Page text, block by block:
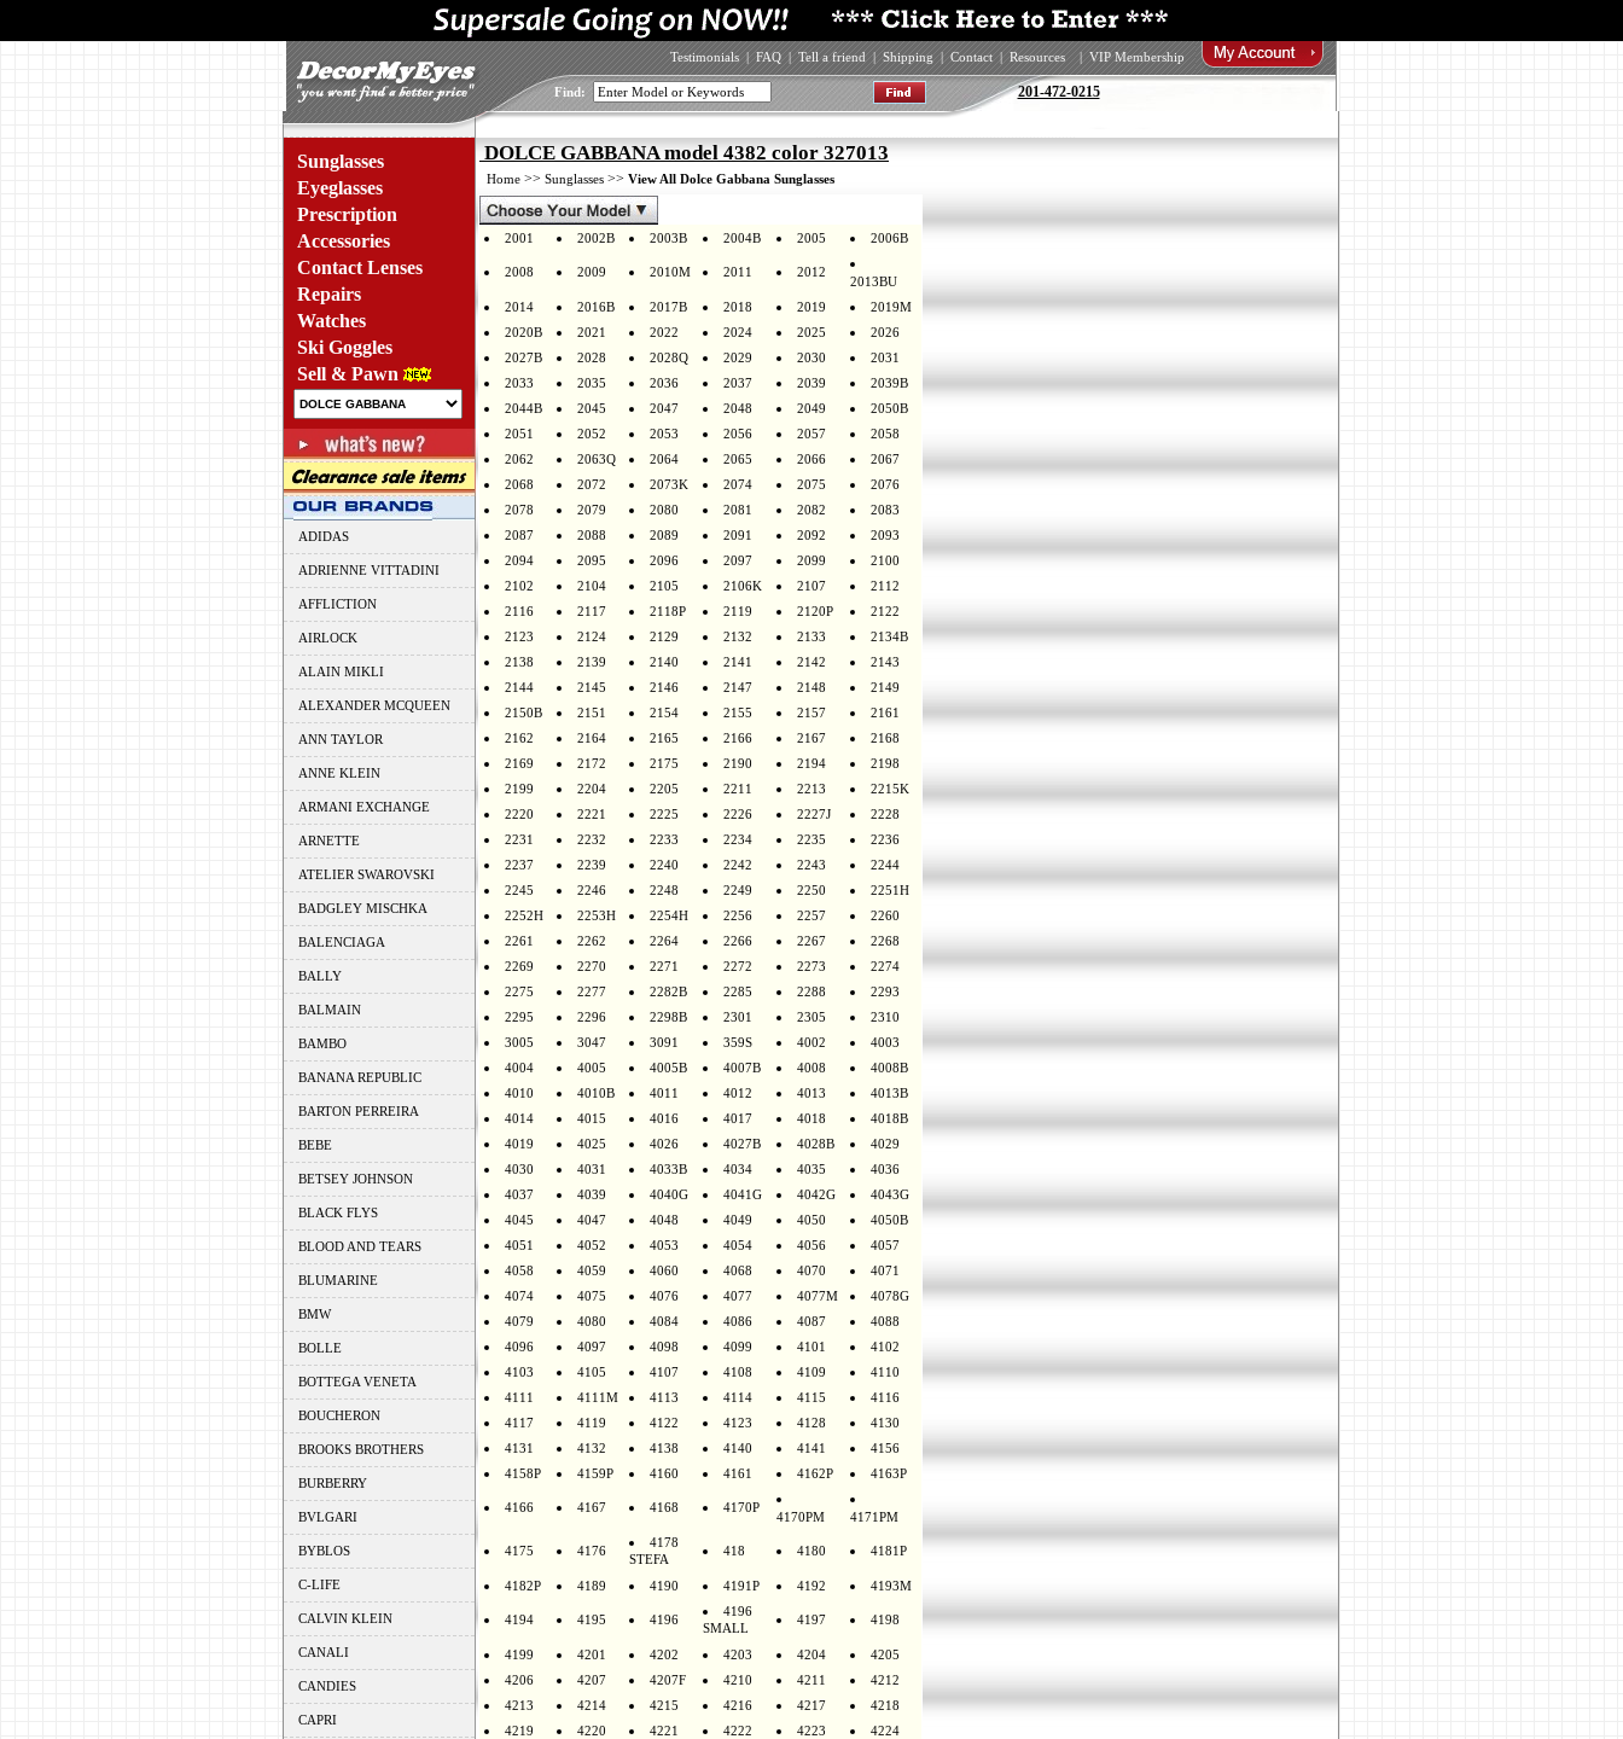
Testimonials | FAQ | Tell a friend | Shipping | Contact | Resources | VIP Membership
Find: 201-472-0215
Sunglasses
Eyeglasses
Prescription
Accessories
Contact Lenses
Repairs
Watches
Ski Goggles
Sell & Pawn
ADIDAS
ADRIENNE VITTADINI
AFFLICTION
AIRLOCK
ALAIN MIKLI
ALEXANDER MCQUEEN
ANN TAYLOR
ANNE KLEIN
ARMANI EXCHANGE
ARNETTE
ATELIER SWAROVSKI
BADGLEY MISCHKA
BALENCIAGA
BALLY
BALMAIN
BAMBO
BANANA REPUBLIC
BARTON PERREIRA
BEBE
BETSEY JOHNSON
BLACK FLYS
BLOOD AND TEARS
BLUMARINE
BMW
BOLLE
BOTTEGA VENETA
BOUCHERON
BROOKS BROTHERS
BURBERRY
BVLGARI
BYBLOS
C-LIFE
CALVIN KLEIN
CANALI
CANDIES
CAPRI
DOLCE GABBANA model 4382 color 327013
Home >> Sunglasses >> View All Dolce Gabbana Sunglasses
2001 2002B 2003B 2004B 2005 2006B
2008 2009 2010M 2011 2012
2013BU
2014
2016B 2017B 2018 2019
2019M
2020B
2021 2022 2024 2025
2026
2027B
2028 2028Q 2029 2030
2031
2033
2035 2036 2037 2039
2039B
2044B
2045 2047 2048 2049
2050B
2051
2052 2053 2056 2057
2058
2062
2063Q 2064 2065 2066
2067
2068
2072 2073K 2074 2075
2076
2078
2079 2080 2081 2082
2083
2087
2088 2089 2091 2092
2093
2094
2095 2096 2097 2099
2100
2102
2104 2105 2106K 2107
2112
2116
2117 2118P 2119 2120P
2122
2123
2124 2129 2132 2133
2134B
2138
2139 2140 2141 2142
2143
2144
2145 2146 2147 2148
2149
2150B
2151 2154 2155 2157
2161
2162
2164 2165 2166 2167
2168
2169
2172 2175 2190 2194
2198
2199
2204 2205 2211 2213
2215K
2220
2221 2225 2226 2227J
2228
2231
2232 2233 2234 2235
2236
2237
2239 2240 2242 2243
2244
2245
2246 2248 2249 2250
2251H
2252H
2253H 2254H 2256 2257
2260
2261
2262 2264 2266 2267
2268
2269
2270 2271 2272 2273
2274
2275
2277 2282B 2285 2288
2293
2295
2296 2298B 2301 2305
2310
3005
3047 3091 359S 4002
4003
4004
4005 4005B 4007B 4008
4008B
4010
4010B 4011 4012 4013
4013B
4014
4015 4016 4017 4018
4018B
4019
4025 4026 4027B 4028B
4029
4030
4031 4033B 4034 4035
4036
4037
4039 4040G 4041G 4042G
4043G
4045
4047 4048 4049 4050
4050B
4051
4052 4053 4054 4056
4057
4058
4059 4060 4068 4070
4071
4074
4075 4076 4077 4077M
4078G
4079
4080 4084 4086 4087
4088
4096
4097 4098 4099 4101
4102
4103
4105 4107 4108 4109
4110
4111
4111M 4113 4114 4115
4116
4117
4119 4122 4123 4128
4130
4131
4132 4138 4140 4141
4156
4158P
4159P 4160 4161 4162P 4163P
4166 4167 4168 4170P
4170PM 4171PM
4175 4176
4178
STEFA
418 4180 4181P
4182P 4189 4190 4191P 4192 4193M
4194 4195 4196
4196
SMALL
4197 4198
4199 4201 4202 4203 4204
4205
4206
4207 4207F 4210 4211
4212
4213
4214 4215 4216 4217
4218
4219
4220 4221 4222 4223
4224